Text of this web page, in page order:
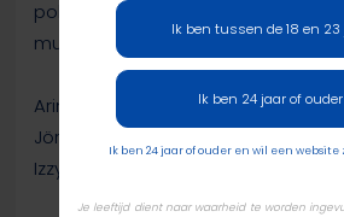
pokeren voor de WSOP Circuit
muntjes blind naar het midden:
Arin Mohamad 3
Jörg Peisert
Izzy Colluci
Ik ben tussen de 18 en
Ik ben 24 jaar of ouder
Ik ben 24 jaar of ouder en wil een
Je leeftijd dient naar waarheid te worden